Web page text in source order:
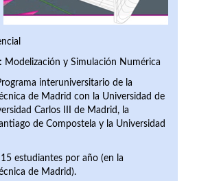
Modelización y Simulación Numérica
interuniversitario de la
de Madrid con la Universidad de
Carlos III de Madrid, la
de Compostela y la Universidad
15 estudiantes por año (en la
de Madrid).